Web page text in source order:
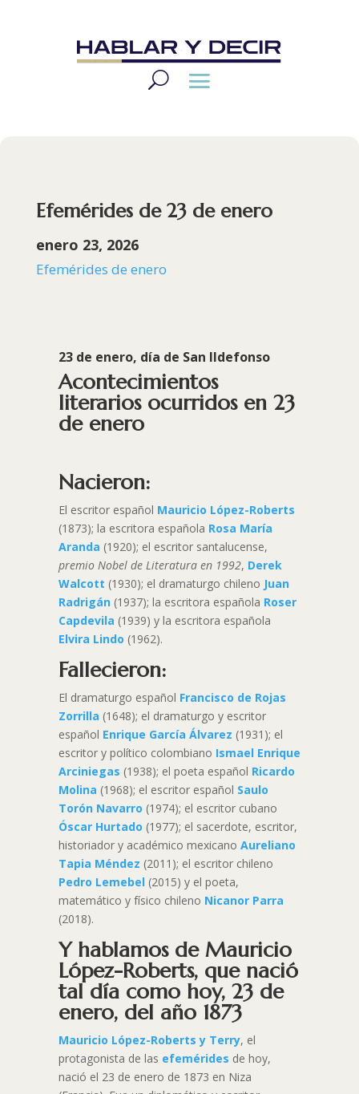
Efemérides de 23 de enero
enero 23, 2026
Efemérides de enero
23 de enero, día de San Ildefonso
Acontecimientos
literarios ocurridos en 23
de enero
Nacieron:
El escritor español Mauricio López-Roberts
(1873); la escritora española Rosa María
Aranda (1920); el escritor santalucense,
premio Nobel de Literatura en 1992, Derek
Walcott (1930); el dramaturgo chileno Juan
Radrigán(1937); la escritora española Roser
Capdevila (1939) y la escritora española
Elvira Lindo (1962).
Fallecieron:
El dramaturgo español Francisco de Rojas
Zorrilla (1648); el dramaturgo y escritor
español Enrique García Álvarez (1931); el
escritor y político colombiano Ismael Enrique
Arciniegas (1938); el poeta español Ricardo
Molina (1968); el escritor español Saulo
Torón Navarro (1974); el escritor cubano
Óscar Hurtado (1977); el sacerdote, escritor,
historiador y académico mexicano Aureliano
Tapia Méndez (2011); el escritor chileno
Pedro Lemebel(2015) y el poeta,
matemático y físico chileno Nicanor Parra
(2018).
Y hablamos de Mauricio
López-Roberts, que nació
tal día como hoy, 23 de
enero, del año 1873
Mauricio López-Roberts y Terry, el
protagonista de las efemérides de hoy,
nació el 23 de enero de 1873 en Niza